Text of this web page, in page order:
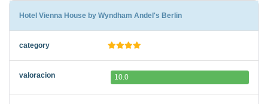
Hotel Vienna House by Wyndham Andel's Berlin
10.0